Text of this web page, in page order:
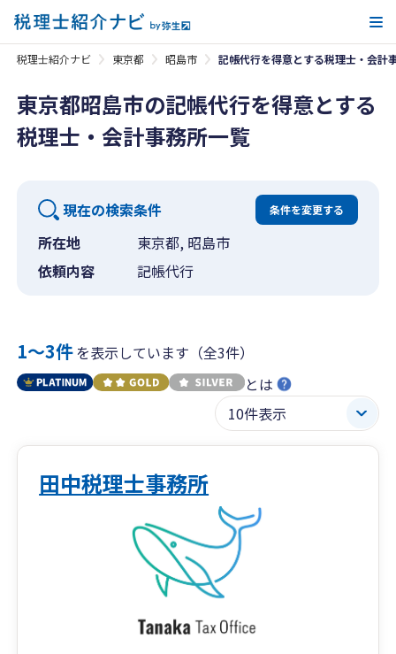
税理士紹介ナビ 東京都 昭島市 記帳代行を得意とする税理士・会計
東京都昭島市の記帳代行を得意とする
税理士・会計事務所一覧
現在の検索条件 条件を変更する
所在地
東京都, 昭島市
依頼内容
記帳代行
1〜3件を表示しています（全3件）
とは
田中税理士事務所